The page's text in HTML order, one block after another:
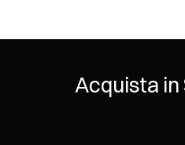
Acquista